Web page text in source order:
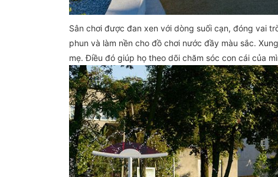
Sân chơi được đan xen với dòng suối cạn, đóng vai
phun và làm nền cho đồ chơi nước đầy màu sắc.
mẹ. Điều đó giúp họ theo dõi chăm sóc con cái của